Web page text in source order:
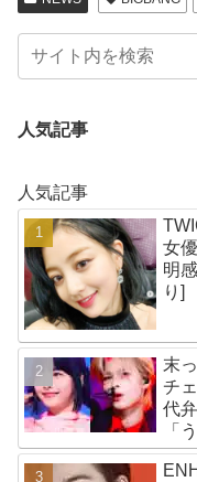
人気記事
人気記事
女
明
り]
末
チ
代
「
か